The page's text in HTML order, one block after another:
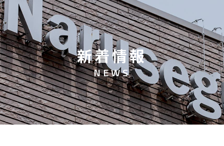
新着情報
NEWS